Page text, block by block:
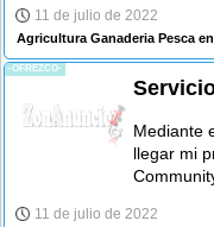
11 de julio de 2022
Agricultura Ganaderia Pesca
-OFREZCO-
Mediante
llegar mi
11 de julio de 2022